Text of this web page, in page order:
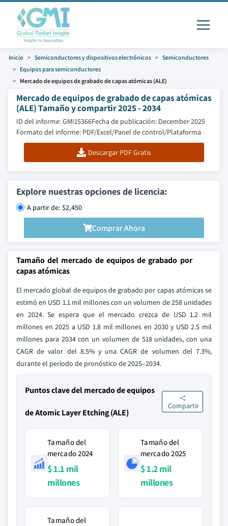
Inicio Semiconductores y dispositivos electrónicos
Semiconductores
Equipos para semiconductores
Mercado de equipos de grabado de capas atómicas (ALE)
Mercado de equipos de grabado de capas atómicas
(ALE) Tamaño y compartir 2025 - 2034
ID del informe: GMI15366Fecha de publicación: December 2025
Formato del informe: PDF/Excel/Panel de control/Plataforma
Descargar PDF Gratis
Explore nuestras opciones de licencia:
A partir de: $2,450
Comprar Ahora
Tamaño del mercado de equipos de grabado por
capas atómicas
El mercado global de equipos de grabado por capas atómicas se
estimó en USD 1.1 mil millones con un volumen de 258 unidades
en 2024. Se espera que el mercado crezca de USD 1.2 mil
millones en 2025 a USD 1.8 mil millones en 2030 y USD 2.5 mil
millones para 2034 con un volumen de 518 unidades, con una
CAGR de valor del 8.5% y una CAGR de volumen del 7.3%,
durante el período de pronóstico de 2025–2034.
Puntos clave del mercado de equipos
de Atomic Layer Etching (ALE)
Compartir
Tamaño del
mercado 2024
$ 1.1 mil
millones
Tamaño del
mercado 2025
$ 1.2 mil
millones
Tamaño del